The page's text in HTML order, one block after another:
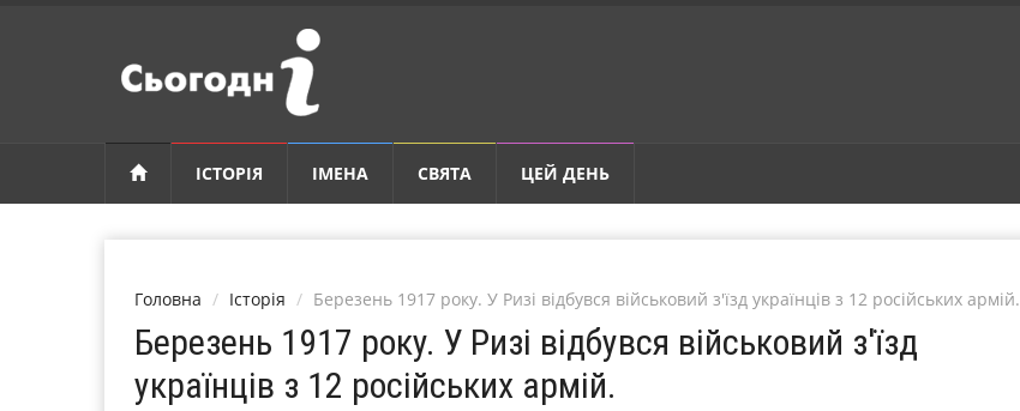
ІСТОРІЯ ІМЕНА СВЯТА ЦЕЙ ДЕНЬ
Головна Історія Березень 1917 року. У Ризі відбувся військовий з'їзд українців з 12 російських армій.
Березень 1917 року. У Ризі відбувся військовий з'їзд
українців з 12 російських армій.